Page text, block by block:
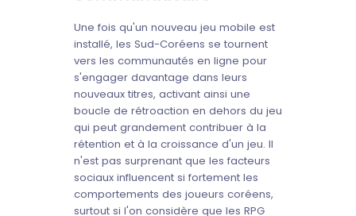
Une fois qu'un nouveau jeu mobile est
installé, les Sud-Coréens se tournent
vers les communautés en ligne pour
s'engager davantage dans leurs
nouveaux titres, activant ainsi une
boucle de rétroaction en dehors du jeu
qui peut grandement contribuer à la
rétention et à la croissance d'un jeu. Il
n'est pas surprenant que les facteurs
sociaux influencent si fortement les
comportements des joueurs coréens,
surtout si l'on considère que les RPG